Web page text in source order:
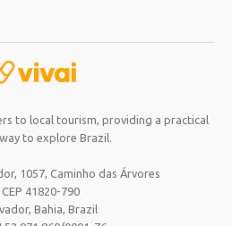
to local tourism, providing a practical
to explore Brazil.
1057, Caminho das Árvores
CEP 41820-790
Bahia, Brazil